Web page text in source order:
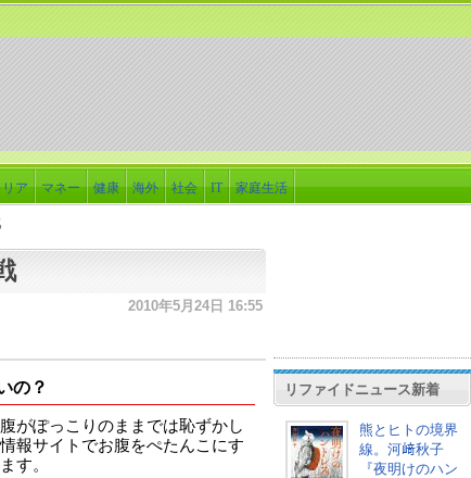
ア マネー 健康 海外 社会 IT 家庭生活
2010年5月24日 16:55
の？
がぽっこりのままでは恥ずかし
報サイトでお腹をぺたんこにす
す。
リファイドニュース新着
熊とヒトの境界
線。河﨑秋子
『夜明けのハン